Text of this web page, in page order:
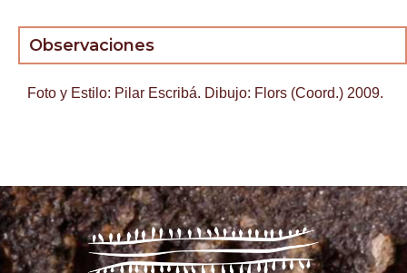
Observaciones
Foto y Estilo: Pilar Escribá. Dibujo: Flors (Coord.) 2009.